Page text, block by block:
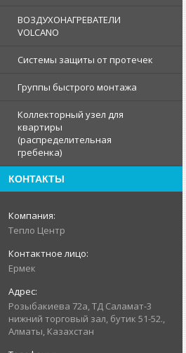
ВОЗДУХОНАГРЕВАТЕЛИ
VOLCANO
Системы защиты от протечек
Группы быстрого монтажа
Коллекторный узел для
квартиры
(распределительная
гребенка)
КОНТАКТЫ
Тепло Центр
Ермек
Розыбакиева 72а, ТД Саламат-3
нижний торговый зал, бутик 51-52.,
Алматы, Казахстан